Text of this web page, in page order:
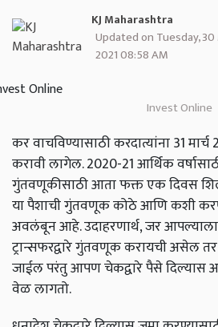
KJ Maharashtra
Updated on Tuesday,
2021 08:58 AM
Invest Online
कर वाचविण्यासाठी करदात्यांना 31
करावी लागेल. 2020-21 आर्थिक
गुंतवणूकीसाठी आता फक्त एक दिवस
या पैशाची गुंतवणूक कोठे आणि कशी
अवलंबून आहे. उदाहरणार्थ, जर
ट्रान्सफरद्वारे गुंतवणूक करायची असेल
जाईल परंतु आपण चेकद्वारे पैसे दिल्यास
वेळ लागतो.